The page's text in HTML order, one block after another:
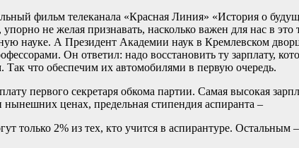
фильм телеканала «Красная Линия» «История о
не желая признавать, насколько важен для нас в
науке. А Президент Академии наук в Кремлевском
Он ответил: надо восстановить ту зарплату,
Так что обеспечим их автомобилями в первую очередь.
первого секретаря обкома партии. Самая высокая
ценах, предельная стипендия аспиранта –
только 2% из тех, кто учится в аспирантуре.